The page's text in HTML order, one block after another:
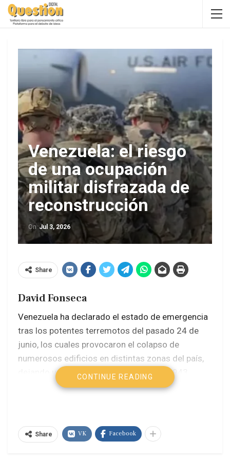
Venezuela: el riesgo
de una ocupación
militar disfrazada de
reconstrucción
On Jul 3, 2026
Share
David Fonseca
Venezuela ha declarado el estado de emergencia
tras los potentes terremotos del pasado 24 de
junio, los cuales provocaron el colapso de
numerosos edificios en distintas zonas del país,
dejando un trágico saldo de al menos 1,943
muertos y cerca de 10,000 heridos (para la fecha
solidaridad con el pueblo venezolano y han
comenzado a coordinar a la mayor brevedad el
CONTINUE READING
Share VK Facebook